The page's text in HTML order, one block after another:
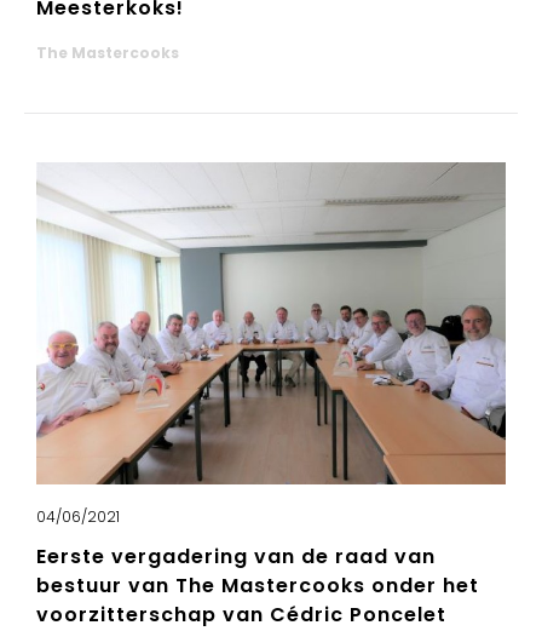
Meesterkoks!
The Mastercooks
04/06/2021
Eerste vergadering van de raad van
bestuur van The Mastercooks onder het
voorzitterschap van Cédric Poncelet